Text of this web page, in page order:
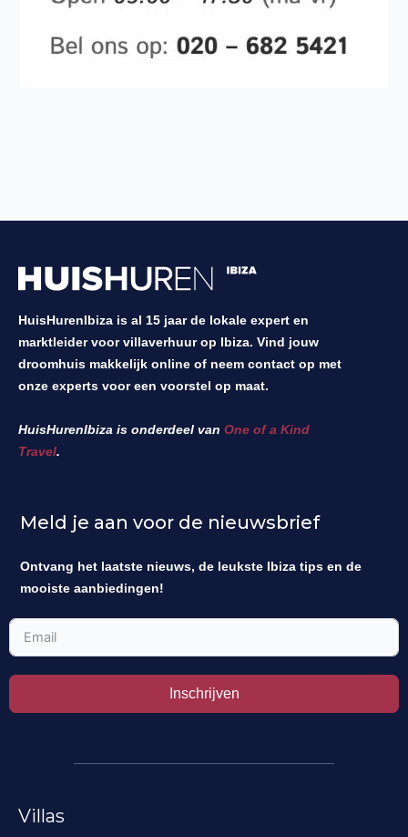
HuisHurenIbiza is al 15 jaar de lokale expert en
marktleider voor villaverhuur op Ibiza. Vind jouw
droomhuis makkelijk online of neem contact op met
onze experts voor een voorstel op maat.
HuisHurenIbiza is onderdeel van One of a Kind
Travel.
Meld je aan voor de nieuwsbrief
Ontvang het laatste nieuws, de leukste Ibiza tips en de
mooiste aanbiedingen!
Inschrijven
Villas